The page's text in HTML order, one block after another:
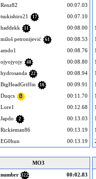
Renz82
00:07.03
tsukishiro21 17
00:07.10
haddekk 11
00:08.00
miloš petronijević 61
00:08.53
amdo1
00:08.76
ojyojyojy 48
00:08.80
hydrosanda 22
00:08.94
BigHeadGriffin 16
00:09.91
Duqcs 6
00:11.70
Lore1
00:12.68
Japdo 2
00:13.03
Rickieman86
00:13.19
EG0hun 00:13.19
MO3
numbrr 322
00:02.83